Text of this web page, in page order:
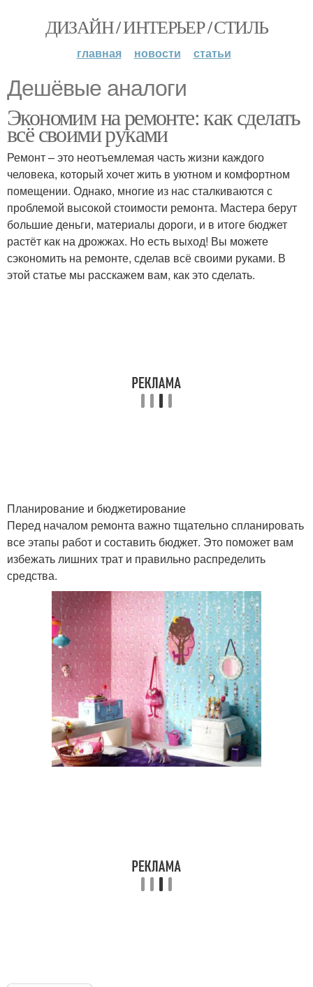
ДИЗАЙН / ИНТЕРЬЕР / СТИЛЬ
главная новости статьи
Дешёвые аналоги
Экономим на ремонте: как сделать
всё своими руками
Ремонт – это неотъемлемая часть жизни каждого
человека, который хочет жить в уютном и комфортном
помещении. Однако, многие из нас сталкиваются с
проблемой высокой стоимости ремонта. Мастера берут
большие деньги, материалы дороги, и в итоге бюджет
растёт как на дрожжах. Но есть выход! Вы можете
сэкономить на ремонте, сделав всё своими руками. В
этой статье мы расскажем вам, как это сделать.
Планирование и бюджетирование
Перед началом ремонта важно тщательно спланировать
все этапы работ и составить бюджет. Это поможет вам
избежать лишних трат и правильно распределить
средства.